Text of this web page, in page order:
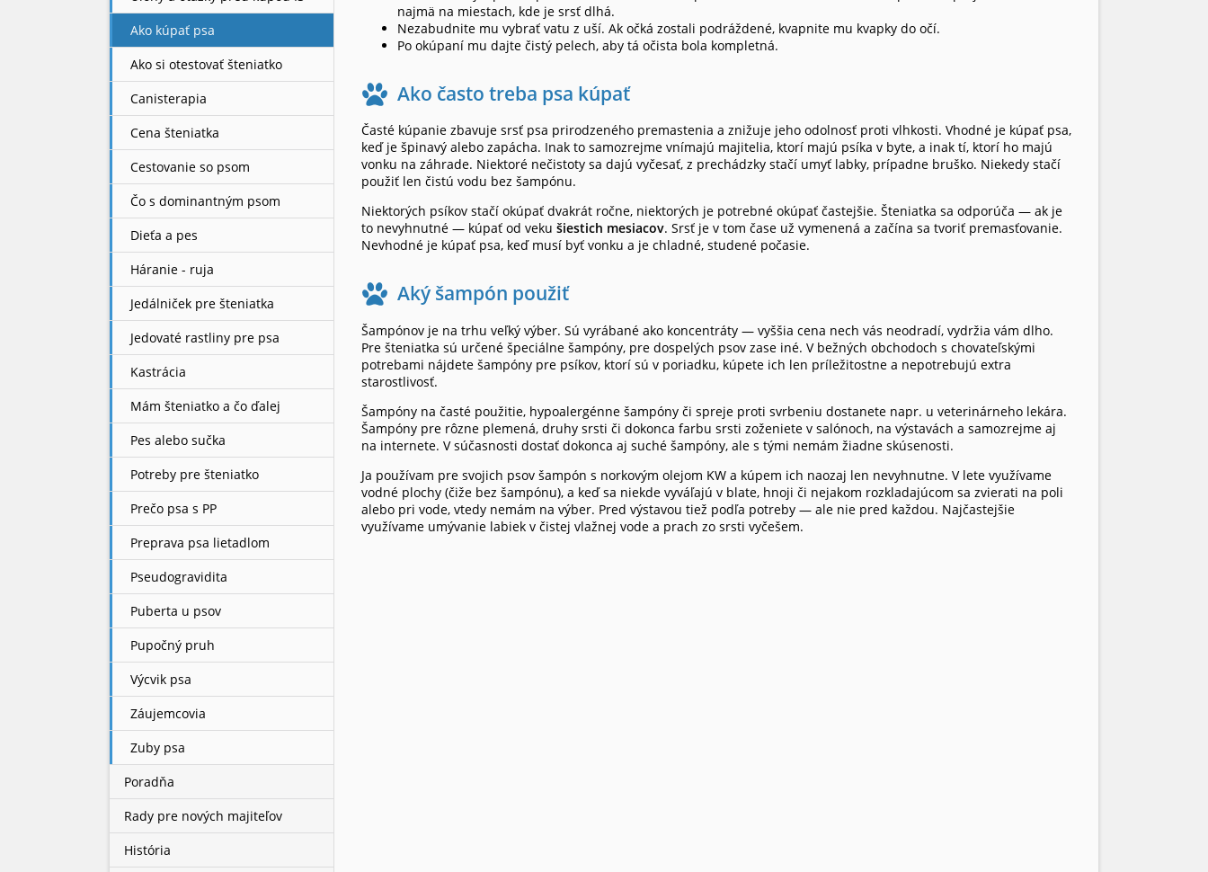
Ako kúpať psa
Ako si otestovať šteniatko
Canisterapia
Cena šteniatka
Cestovanie so psom
Čo s dominantným psom
Dieťa a pes
Háranie - ruja
Jedálniček pre šteniatka
Jedovaté rastliny pre psa
Kastrácia
Mám šteniatko a čo ďalej
Pes alebo sučka
Potreby pre šteniatko
Prečo psa s PP
Preprava psa lietadlom
Pseudogravidita
Puberta u psov
Pupočný pruh
Výcvik psa
Záujemcovia
Zuby psa
Poradňa
Rady pre nových majiteľov
História
najmä na miestach, kde je srsť dlhá.
Nezabudnite mu vybrať vatu z uší. Ak očká zostali podráždené, kvapnite mu kvapky do očí.
Po okúpaní mu dajte čistý pelech, aby tá očista bola kompletná.
Ako často treba psa kúpať
Časté kúpanie zbavuje srsť psa prirodzeného premastenia a znižuje jeho odolnosť proti vlhkosti. Vhodné je kúpať psa,
keď je špinavý alebo zapácha. Inak to samozrejme vnímajú majitelia, ktorí majú psíka v byte, a inak tí, ktorí ho majú
vonku na záhrade. Niektoré nečistoty sa dajú vyčesať, z prechádzky stačí umyť labky, prípadne bruško. Niekedy stačí
použiť len čistú vodu bez šampónu.
Niektorých psíkov stačí okúpať dvakrát ročne, niektorých je potrebné okúpať častejšie. Šteniatka sa odporúča — ak je
to nevyhnutné — kúpať od veku šiestich mesiacov. Srsť je v tom čase už vymenená a začína sa tvoriť premasťovanie.
Nevhodné je kúpať psa, keď musí byť vonku a je chladné, studené počasie.
Aký šampón použiť
Šampónov je na trhu veľký výber. Sú vyrábané ako koncentráty — vyššia cena nech vás neodradí, vydržia vám dlho.
Pre šteniatka sú určené špeciálne šampóny, pre dospelých psov zase iné. V bežných obchodoch s chovateľskými
potrebami nájdete šampóny pre psíkov, ktorí sú v poriadku, kúpete ich len príležitostne a nepotrebujú extra
starostlivosť.
Šampóny na časté použitie, hypoalergénne šampóny či spreje proti svrbeniu dostanete napr. u veterinárneho lekára.
Šampóny pre rôzne plemená, druhy srsti či dokonca farbu srsti zoženiete v salónoch, na výstavách a samozrejme aj
na internete. V súčasnosti dostať dokonca aj suché šampóny, ale s tými nemám žiadne skúsenosti.
Ja používam pre svojich psov šampón s norkovým olejom KW a kúpem ich naozaj len nevyhnutne. V lete využívame
vodné plochy (čiže bez šampónu), a keď sa niekde vyváľajú v blate, hnoji či nejakom rozkladajúcom sa zvierati na poli
alebo pri vode, vtedy nemám na výber. Pred výstavou tiež podľa potreby — ale nie pred každou. Najčastejšie
využívame umývanie labiek v čistej vlažnej vode a prach zo srsti vyčešem.